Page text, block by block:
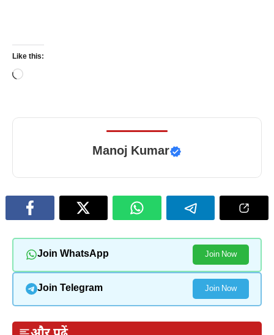
Like this:
Loading…
Manoj Kumar
Join WhatsApp Join Now
Join Telegram Join Now